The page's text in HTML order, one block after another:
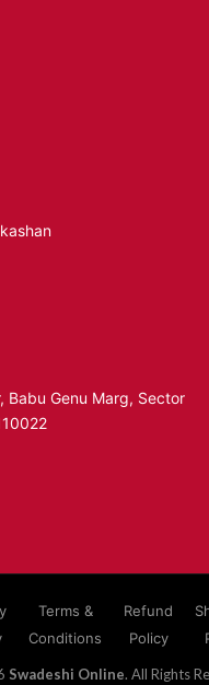
Babu Genu Marg, Sector
Terms &
Conditions
Refund
Policy
Swadeshi Online. All Rights